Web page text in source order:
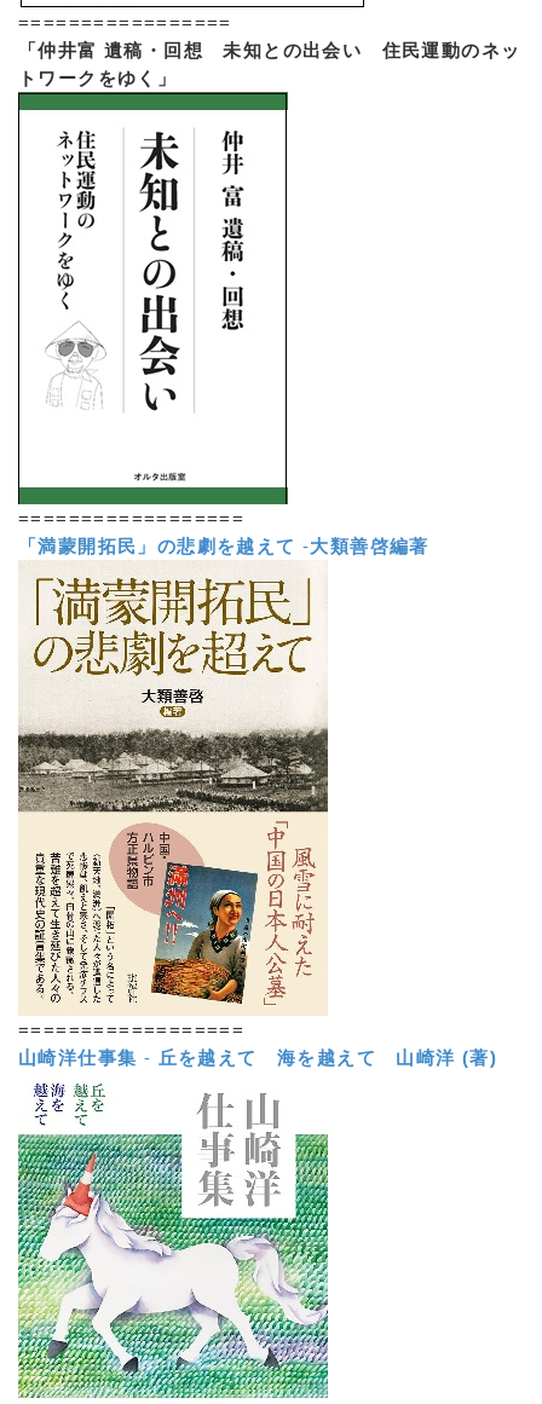
=================
「仲井富 遺稿・回想 未知との出会い 住民運動のネッ
トワークをゆく」
==================
「満蒙開拓民」の悲劇を越えて -大類善啓編著
==================
山崎洋仕事集 - 丘を越えて 海を越えて 山崎洋 (著)